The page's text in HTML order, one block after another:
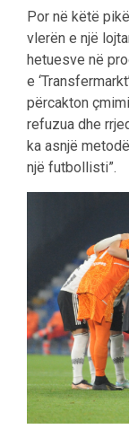
Por në këtë
vlerën e një
hetuesve në
e
përcakton
refuzua dhe
ka asnjë
një futbollisti”.